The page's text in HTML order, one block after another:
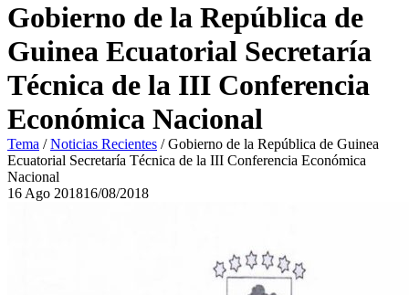
Gobierno de la República de
Guinea Ecuatorial Secretaría
Técnica de la III Conferencia
Económica Nacional
Tema /Noticias Recientes /Gobierno de la República de Guinea
Ecuatorial Secretaría Técnica de la III Conferencia Económica
Nacional
16 Ago 201816/08/2018